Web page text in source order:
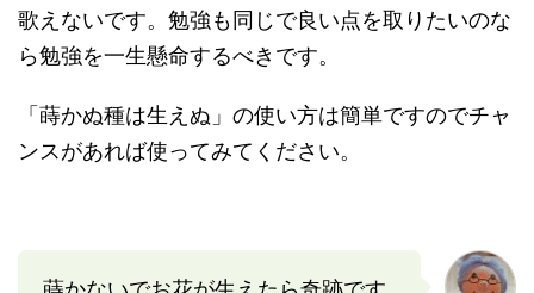
歌えないです。勉強も同じで良い点を取りたいのな
ら勉強を一生懸命するべきです。
「蒔かぬ種は生えぬ」の使い方は簡単ですのでチャ
ンスがあれば使ってみてください。